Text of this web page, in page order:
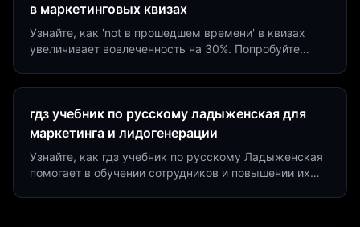
в маркетинговых квизах
Узнайте, как 'not в прошедшем времени' в квизах
увеличивает вовлеченность на 30%. Попробуйте
гдз учебник по русскому ладыженская для
маркетинга и лидогенерации
Узнайте, как гдз учебник по русскому Ладыженская
помогает в обучении сотрудников и повышении их